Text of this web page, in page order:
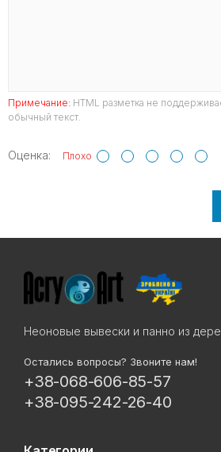
Примечание: HTML разметка не
обычный текст.
Оценка: Плохо
Неоновые вывески и панно из
Остались вопросы? Звоните нам!
+38-068-606-85-57
+38-095-242-26-40